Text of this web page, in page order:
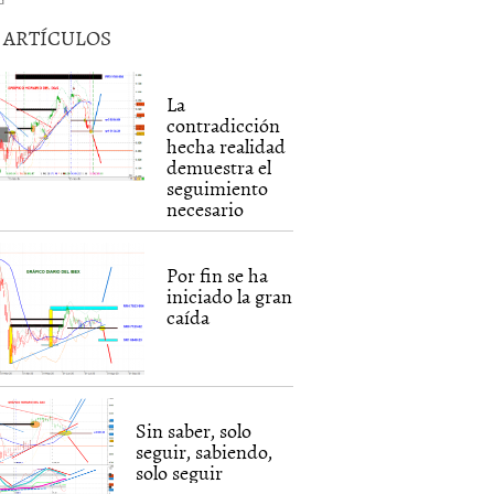
ARTÍCULOS
La
contradicción
hecha realidad
demuestra el
seguimiento
necesario
Por fin se ha
iniciado la gran
caída
Sin saber, solo
seguir, sabiendo,
solo seguir